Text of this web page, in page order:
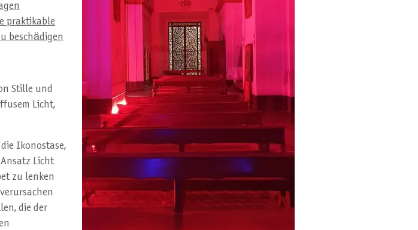
praktikable
beschädigen
Stille und
Licht,
Ikonostase,
Licht
zu lenken
die der